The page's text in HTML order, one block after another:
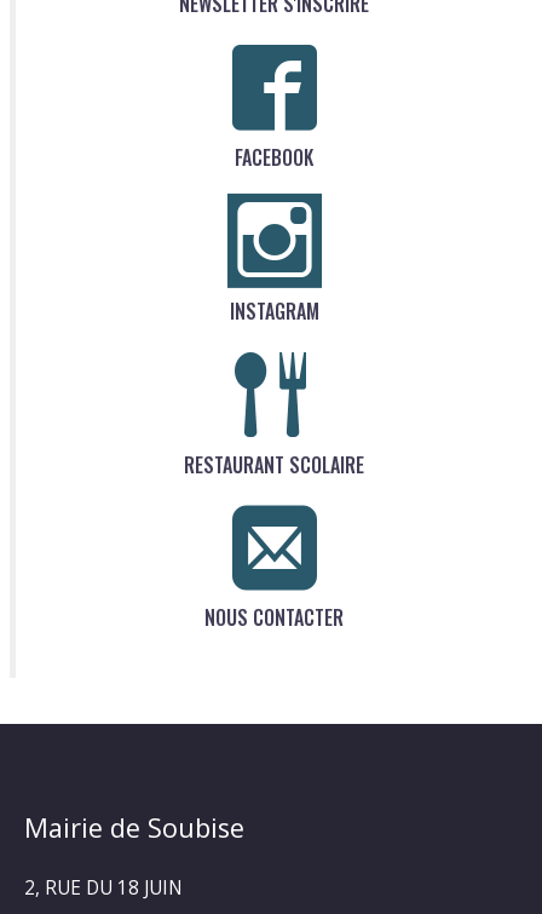
FACEBOOK
INSTAGRAM
RESTAURANT SCOLAIRE
NOUS CONTACTER
Mairie de Soubise
2, RUE DU 18 JUIN